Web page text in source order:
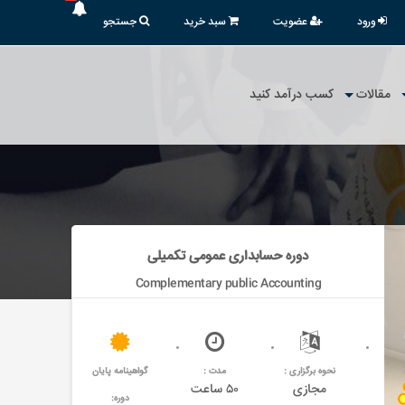
ورود عضویت سبد خرید جستجو
مقالات کسب درآمد کنید
دوره حسابداری عمومی تکمیلی
Complementary public Accounting
نحوه برگزاری :
مجازی
مدت :
۵۰ ساعت
گواهینامه پایان
دوره: